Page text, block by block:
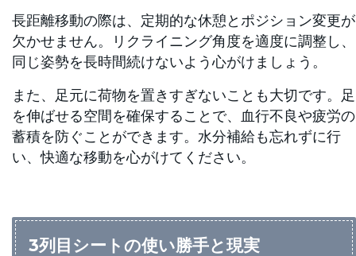
長距離移動の際は、定期的な休憩とポジション変更が
欠かせません。リクライニング角度を適度に調整し、
同じ姿勢を長時間続けないよう心がけましょう。
また、足元に荷物を置きすぎないことも大切です。足
を伸ばせる空間を確保することで、血行不良や疲労の
蓄積を防ぐことができます。水分補給も忘れずに行
い、快適な移動を心がけてください。
3列目シートの使い勝手と現実